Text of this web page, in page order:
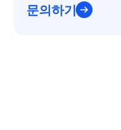
문의하기